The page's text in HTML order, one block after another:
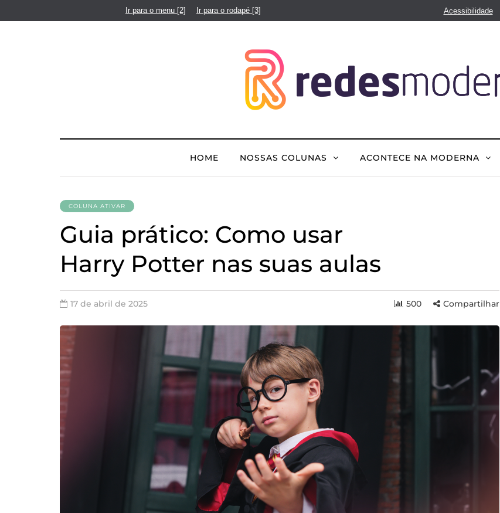
Ir para o menu [2] Ir para o rodapé [3] Acessibilidade
HOME NOSSAS COLUNAS ACONTECE NA MODERNA
COLUNA ATIVAR
Guia prático: Como usar
Harry Potter nas suas aulas
17 de abril de 2025 500 Compartilhar